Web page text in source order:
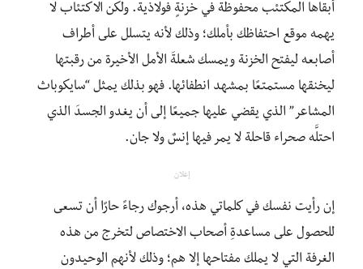
أبقاها المكتئب محفوظة في خزنةٍ فولاذية. ولكن الاكتئاب لا
يهمه موقع احتفاظك بأملك؛ وذلك لأنه يتسلل على أطراف
أصابعه ليفتح الخزنة ويمسك شعلةَ الأمل الأخيرة من رقبتها
ليخنقها مستمتعًا بمشهد انطفائها. فهو بذلك يمثل “سايكوباث
المشاعر” الذي يقضي عليها جميعًا إلى أن يغدو الجسدَ الذي
احتلَّه صحراء قاحلة لا يمر فيها إنسٌ ولا جان.
إعلان
إن رأيت نفسك في كلماتي هذه، أرجوك رجاءً حارًا أن تسعى
للحصول على مساعدةِ أصحاب الاختصاص لتخرج من هذه
الغرفة التي لا يملك مفتاحها إلا هم؛ وذلك لأنهم الوحيدون